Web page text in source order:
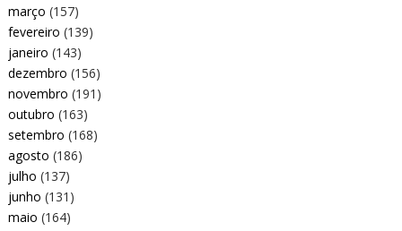
março (157)
fevereiro (139)
janeiro (143)
dezembro (156)
novembro (191)
outubro (163)
setembro (168)
agosto (186)
julho (137)
junho (131)
maio (164)